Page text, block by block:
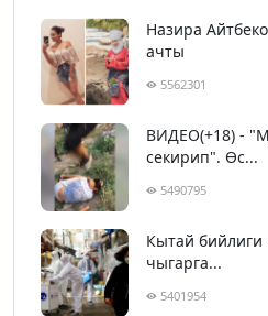
Назира
ачты
5562301
ВИДЕО(+18) -
секирип". Өс...
5490795
Кытай бийлиги
чыгарга...
5401954